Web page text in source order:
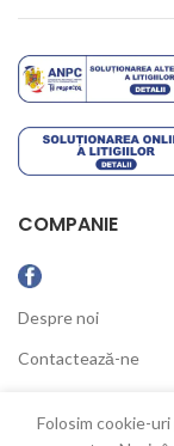
COMPANIE
Despre noi
Contactează-ne
Folosim cookie-